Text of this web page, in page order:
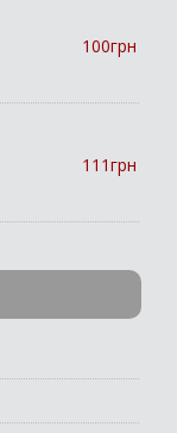
100грн
111грн